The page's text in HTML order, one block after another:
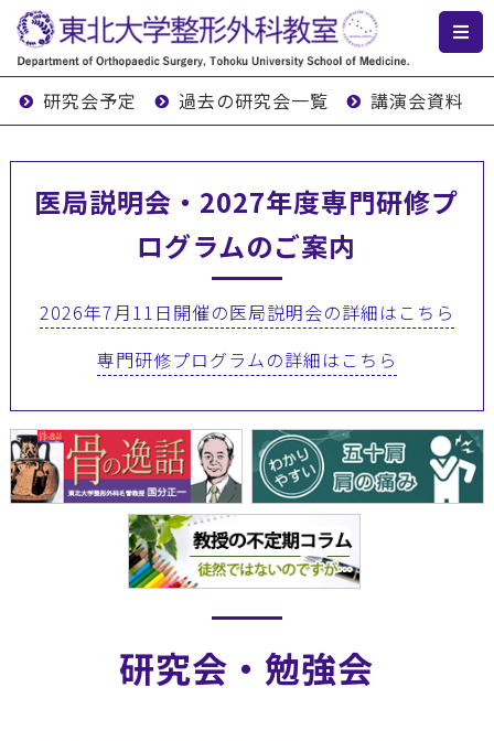
研究会予定 過去の研究会一覧 講演会資料
医局説明会・2027年度専門研修プ
ログラムのご案内
2026年7月11日開催の医局説明会の詳細はこちら
専門研修プログラムの詳細はこちら
研究会・勉強会